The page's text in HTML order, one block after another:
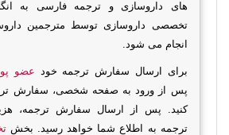
های داروسازی و ترجمه فارسی به
تخصصی داروسازی توسط مترجمین
انجام می شود.
برای ارسال سفارش ترجمه خود عضو
پس از ورود به صفحه شخصی، سفارش
کنید. پس از ارسال سفارش ترجمه،
ترجمه به اطلاع شما خواهد رسید. بخش